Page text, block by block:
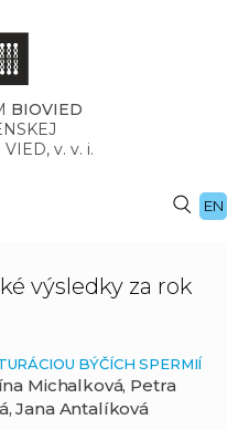
BIOVIED
VIED, v. v. i.
EN
výsledky za rok
BÝČÍCH SPERMIÍ
Michalková, Petra
Jana Antalíková